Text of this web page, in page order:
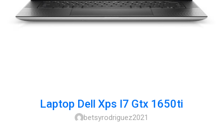
Laptop Dell Xps I7 Gtx 1650ti
betsyrodriguez2021